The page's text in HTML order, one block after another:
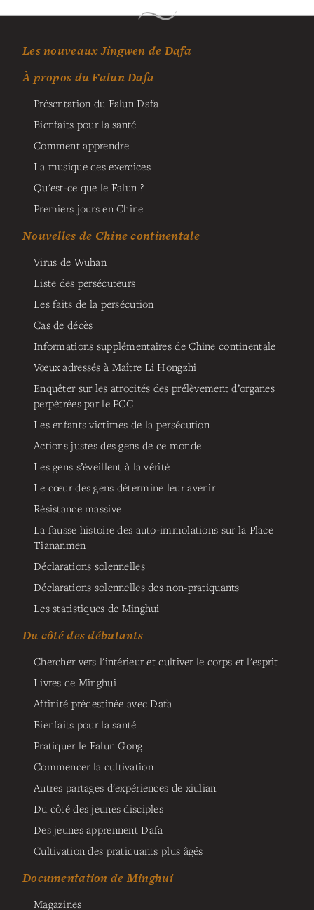
Les nouveaux Jingwen de Dafa
À propos du Falun Dafa
Présentation du Falun Dafa
Bienfaits pour la santé
Comment apprendre
La musique des exercices
Qu'est-ce que le Falun ?
Premiers jours en Chine
Nouvelles de Chine continentale
Virus de Wuhan
Liste des persécuteurs
Les faits de la persécution
Cas de décès
Informations supplémentaires de Chine continentale
Vœux adressés à Maître Li Hongzhi
Enquêter sur les atrocités des prélèvement d’organes
perpétrées par le PCC
Les enfants victimes de la persécution
Actions justes des gens de ce monde
Les gens s’éveillent à la vérité
Le cœur des gens détermine leur avenir
Résistance massive
La fausse histoire des auto-immolations sur la Place
Tiananmen
Déclarations solennelles
Déclarations solennelles des non-pratiquants
Les statistiques de Minghui
Du côté des débutants
Chercher vers l'intérieur et cultiver le corps et l'esprit
Livres de Minghui
Affinité prédestinée avec Dafa
Bienfaits pour la santé
Pratiquer le Falun Gong
Commencer la cultivation
Autres partages d'expériences de xiulian
Du côté des jeunes disciples
Des jeunes apprennent Dafa
Cultivation des pratiquants plus âgés
Documentation de Minghui
Magazines